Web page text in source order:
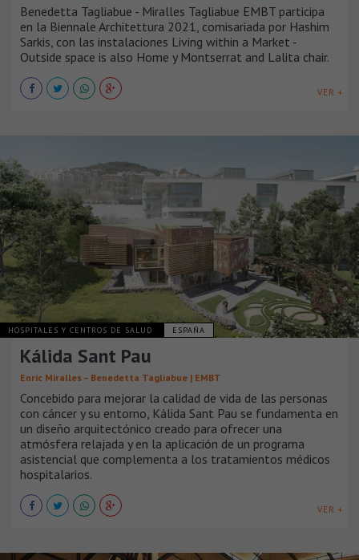
Benedetta Tagliabue - Miralles Tagliabue EMBT participa
en la Biennale Architettura 2021, comisariada por Hashim
Sarkis, con las instalaciones Living within a Market -
Outside space is also Home y Montserrat and Lalita chair.
VER +
HOSPITALES Y CENTROS DE SALUD ESPAÑA
Kálida Sant Pau
Enric Miralles – Benedetta Tagliabue | EMBT
Concebido para mejorar la calidad de vida de las personas
con cáncer y su entorno, Kálida Sant Pau se fundamenta en
un diseño arquitectónico creado para ofrecer una
atmósfera relajada y en la aplicación de un programa
asistencial que complementa a los tratamientos médicos
hospitalarios.
VER +